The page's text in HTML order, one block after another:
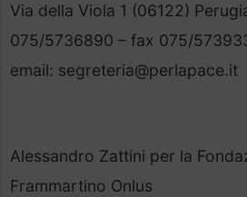
Via della Viola 1 (06122)
075/5736890 – fax 075/
email: segreteria@perlapace.it
Alessandro Zattini per la
Frammartino Onlus